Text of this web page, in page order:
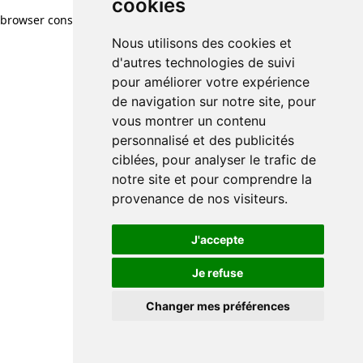
cookies
Nous utilisons des cookies et
d'autres technologies de suivi
pour améliorer votre expérience
de navigation sur notre site, pour
vous montrer un contenu
personnalisé et des publicités
ciblées, pour analyser le trafic de
notre site et pour comprendre la
provenance de nos visiteurs.
J'accepte
Je refuse
Changer mes préférences
browser console for more information)